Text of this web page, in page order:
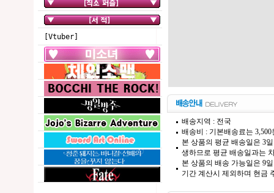
[Vtuber]
배송지역 : 전국
배송비 : 기본배송료는
본 상품의 평균 배송일은 3
생하므로 평균 배송일과는
본 상품의 배송 가능일은 9
기간 계산시 제외하며 현금